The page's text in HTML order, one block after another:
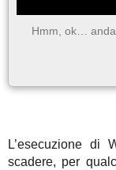
Hmm, ok…
L’esecuzione di
scadere, per